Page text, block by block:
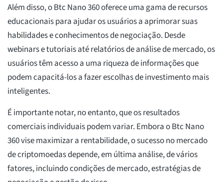
Além disso, o Btc Nano 360 oferece uma gama de recursos
educacionais para ajudar os usuários a aprimorar suas
habilidades e conhecimentos de negociação. Desde
webinars e tutoriais até relatórios de análise de mercado, os
usuários têm acesso a uma riqueza de informações que
podem capacitá-los a fazer escolhas de investimento mais
inteligentes.
É importante notar, no entanto, que os resultados
comerciais individuais podem variar. Embora o Btc Nano
360 vise maximizar a rentabilidade, o sucesso no mercado
de criptomoedas depende, em última análise, de vários
fatores, incluindo condições de mercado, estratégias de